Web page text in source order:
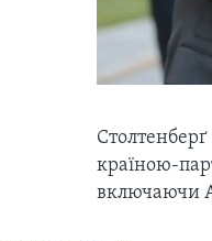
країною-
включаючи